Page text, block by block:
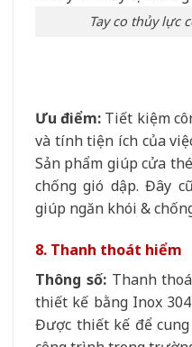
Tay co thủy lực
Ưu điểm: Tiết kiệm
và tính tiện ích của
Sản phẩm giúp cửa
chống gió dập. Đây
giúp ngăn khói &
8. Thanh thoát hiểm
Thông số:Thanh
thiết kế bằng Inox
Được thiết kế để